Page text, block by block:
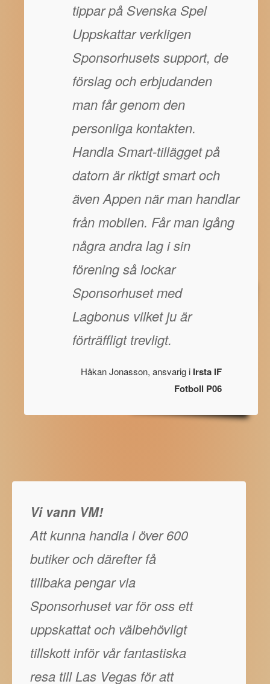
tippar på Svenska Spel
Uppskattar verkligen
Sponsorhusets support, de
förslag och erbjudanden
man får genom den
personliga kontakten.
Handla Smart-tillägget på
datorn är riktigt smart och
även Appen när man handlar
från mobilen. Får man igång
några andra lag i sin
förening så lockar
Sponsorhuset med
Lagbonus vilket ju är
förträffligt trevligt.
Håkan Jonasson, ansvarig i Irsta IF
Fotboll P06
Vi vann VM!
Att kunna handla i över 600
butiker och därefter få
tillbaka pengar via
Sponsorhuset var för oss ett
uppskattat och välbehövligt
tillskott inför vår fantastiska
resa till Las Vegas för att